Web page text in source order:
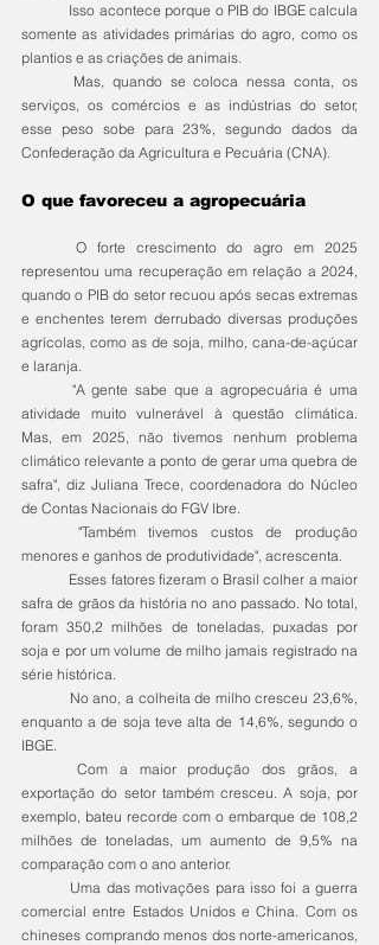
somente as atividades primárias do agro, como os
plantios e as criações de animais.
serviços, os comércios e as indústrias do setor,
esse peso sobe para 23%, segundo dados da
Confederação da Agricultura e Pecuária (CNA).
O que favoreceu a agropecuária
representou uma recuperação em relação a 2024,
quando o PIB do setor recuou após secas extremas
e enchentes terem derrubado diversas produções
agrícolas, como as de soja, milho, cana-de-açúcar
e laranja.
atividade muito vulnerável à questão climática.
Mas, em 2025, não tivemos nenhum problema
climático relevante a ponto de gerar uma quebra de
safra", diz Juliana Trece, coordenadora do Núcleo
de Contas Nacionais do FGV Ibre.
menores e ganhos de produtividade", acrescenta.
safra de grãos da história no ano passado. No total,
foram 350,2 milhões de toneladas, puxadas por
soja e por um volume de milho jamais registrado na
série histórica.
enquanto a de soja teve alta de 14,6%, segundo o
IBGE.
exportação do setor também cresceu. A soja, por
exemplo, bateu recorde com o embarque de 108,2
milhões de toneladas, um aumento de 9,5% na
comparação com o ano anterior.
comercial entre Estados Unidos e China. Com os
chineses comprando menos dos norte-americanos,